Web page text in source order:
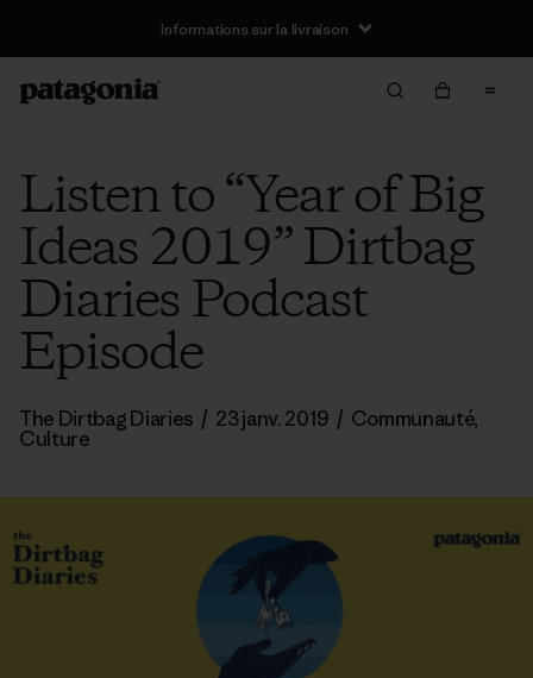
Informations sur la livraison
Listen to “Year of Big
Ideas 2019” Dirtbag
Diaries Podcast
Episode
The Dirtbag Diaries / 23 janv. 2019 / Communauté,
Culture